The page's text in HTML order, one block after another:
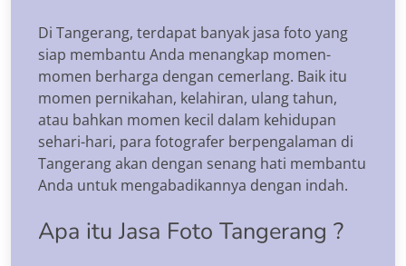
Di Tangerang, terdapat banyak jasa foto yang
siap membantu Anda menangkap momen-
momen berharga dengan cemerlang. Baik itu
momen pernikahan, kelahiran, ulang tahun,
atau bahkan momen kecil dalam kehidupan
sehari-hari, para fotografer berpengalaman di
Tangerang akan dengan senang hati membantu
Anda untuk mengabadikannya dengan indah.
Apa itu Jasa Foto Tangerang ?